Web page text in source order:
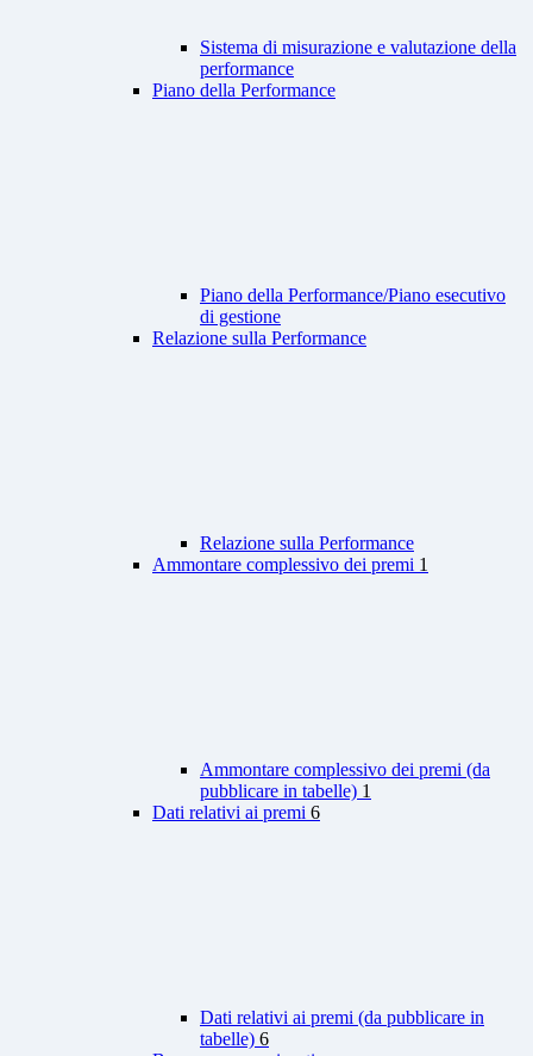
Sistema di misurazione e valutazione della
performance
Piano della Performance
Piano della Performance/Piano esecutivo
di gestione
Relazione sulla Performance
Relazione sulla Performance
Ammontare complessivo dei premi 1
Ammontare complessivo dei premi (da
pubblicare in tabelle) 1
Dati relativi ai premi 6
Dati relativi ai premi (da pubblicare in
tabelle) 6